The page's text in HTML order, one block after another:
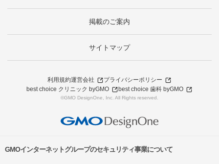
掲載のご案内
サイトマップ
利用規約運営会社
プライバシーポリシー
best choice クリニック byGMO
best choice 歯科 byGMO
©GMO DesignOne, Inc. All Rights reserved.
GMOインターネットグループのセキュリティ事業について